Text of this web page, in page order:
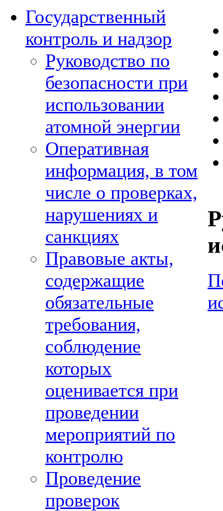
Государственный
контроль и надзор
Руководство по
безопасности при
использовании
атомной энергии
Оперативная
информация, в том
числе о проверках,
нарушениях и
санкциях
Правовые акты,
содержащие
обязательные
требования,
соблюдение
которых
оценивается при
проведении
мероприятий по
контролю
Проведение
проверок